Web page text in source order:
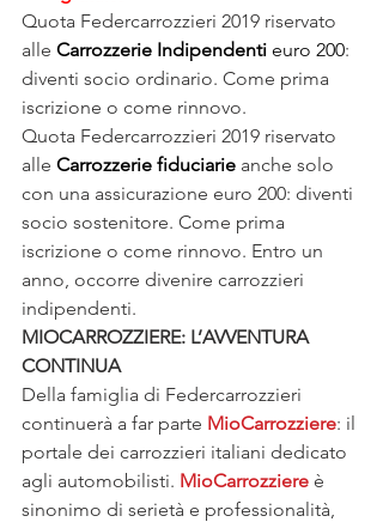
Quota Federcarrozzieri 2019 riservato
alle Carrozzerie Indipendenti euro 200:
diventi socio ordinario. Come prima
iscrizione o come rinnovo.
Quota Federcarrozzieri 2019 riservato
alle Carrozzerie fiduciarie anche solo
con una assicurazione euro 200: diventi
socio sostenitore. Come prima
iscrizione o come rinnovo. Entro un
anno, occorre divenire carrozzieri
indipendenti.
MIOCARROZZIERE: L’AVVENTURA
CONTINUA
Della famiglia di Federcarrozzieri
continuerà a far parte MioCarrozziere: il
portale dei carrozzieri italiani dedicato
agli automobilisti. MioCarrozziere è
sinonimo di serietà e professionalità,